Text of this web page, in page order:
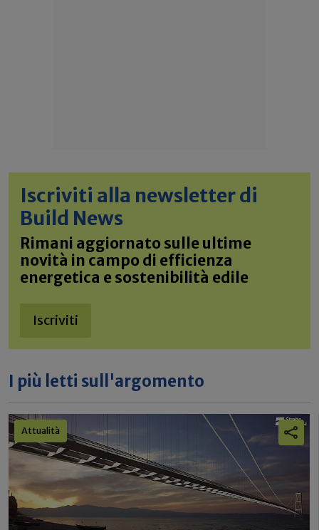
Iscriviti alla newsletter di
Build News
Rimani aggiornato sulle ultime
novità in campo di efficienza
energetica e sostenibilità edile
Iscriviti
I più letti sull'argomento
Attualità